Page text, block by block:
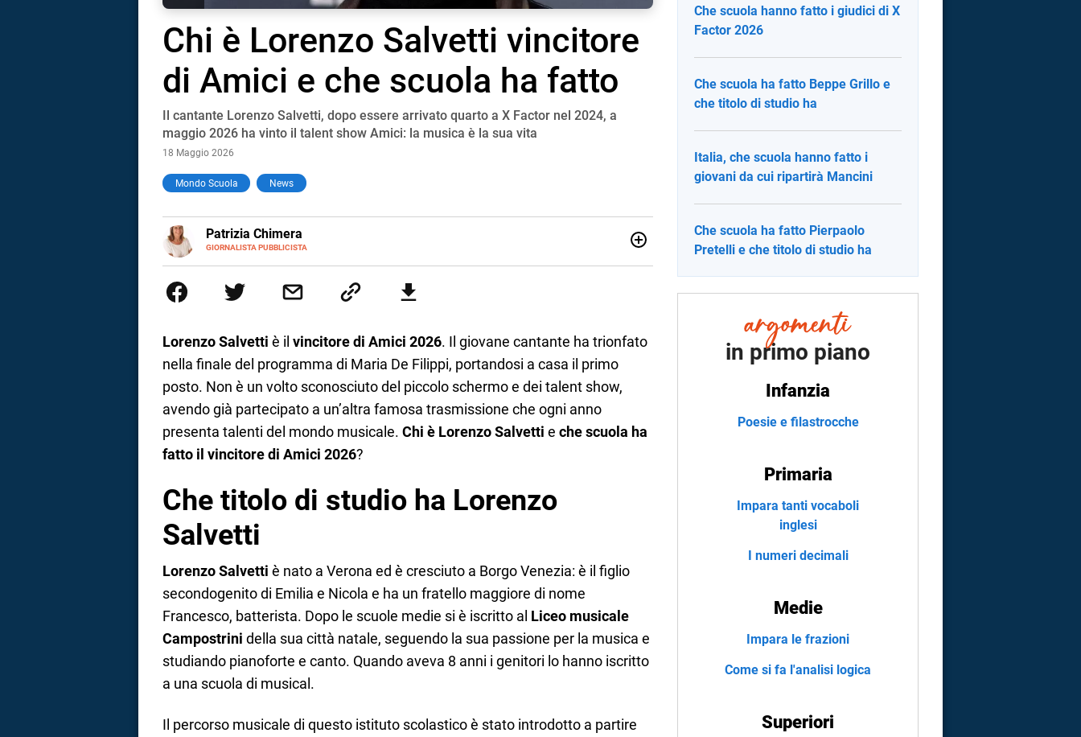
Chi è Lorenzo Salvetti vincitore
di Amici e che scuola ha fatto
Il cantante Lorenzo Salvetti, dopo essere arrivato quarto a X Factor nel 2024, a
maggio 2026 ha vinto il talent show Amici: la musica è la sua vita
18 Maggio 2026
Mondo Scuola News
Patrizia Chimera
GIORNALISTA PUBBLICISTA
E-
MAIL
LINKEDIN
comunicazione specializzandosi nella scrittura di articoli sul mondo scolastico.
Lorenzo Salvetti è il vincitore di Amici 2026. Il giovane cantante ha trionfato
nella finale del programma di Maria De Filippi, portandosi a casa il primo
posto. Non è un volto sconosciuto del piccolo schermo e dei talent show,
avendo già partecipato a un’altra famosa trasmissione che ogni anno
presenta talenti del mondo musicale. Chi è Lorenzo Salvetti e che scuola ha
fatto il vincitore di Amici 2026?
Che titolo di studio ha Lorenzo
Salvetti
Lorenzo Salvetti è nato a Verona ed è cresciuto a Borgo Venezia: è il figlio
secondogenito di Emilia e Nicola e ha un fratello maggiore di nome
Francesco, batterista. Dopo le scuole medie si è iscritto al Liceo musicale
Campostrini della sua città natale, seguendo la sua passione per la musica e
studiando pianoforte e canto. Quando aveva 8 anni i genitori lo hanno iscritto
a una scuola di musical.
Il percorso musicale di questo istituto scolastico è stato introdotto a partire
Che scuola hanno fatto i giudici di X
Factor 2026
Che scuola ha fatto Beppe Grillo e
che titolo di studio ha
Italia, che scuola hanno fatto i
giovani da cui ripartirà Mancini
Che scuola ha fatto Pierpaolo
Pretelli e che titolo di studio ha
in primo piano
Infanzia
Poesie e filastrocche
Primaria
Impara tanti vocaboli
inglesi
I numeri decimali
Medie
Impara le frazioni
Come si fa l'analisi logica
Superiori